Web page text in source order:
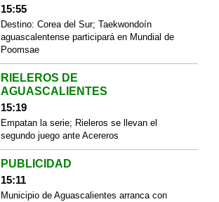
15:55
Destino: Corea del Sur; Taekwondoín
aguascalentense participará en Mundial de
Poomsae
RIELEROS DE
AGUASCALIENTES
15:19
Empatan la serie; Rieleros se llevan el
segundo juego ante Acereros
PUBLICIDAD
15:11
Municipio de Aguascalientes arranca con